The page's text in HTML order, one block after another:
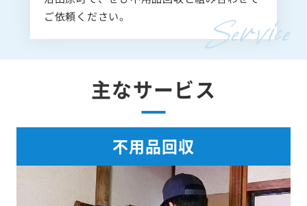
ご依頼ください。
主なサービス
不用品回収